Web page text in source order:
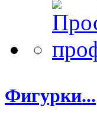
Фигурки...